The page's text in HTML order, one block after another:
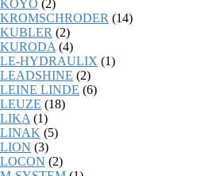
KOYO (2)
KROMSCHRODER (14)
KUBLER (2)
KURODA (4)
LE-HYDRAULIX (1)
LEADSHINE (2)
LEINE LINDE (6)
LEUZE (18)
LIKA (1)
LINAK (5)
LION (3)
LOCON (2)